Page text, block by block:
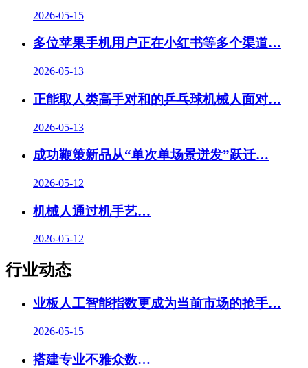
2026-05-15
多位苹果手机用户正在小红书等多个渠道…
2026-05-13
正能取人类高手对和的乒乓球机械人面对…
2026-05-13
成功鞭策新品从“单次单场景迸发”跃迁…
2026-05-12
机械人通过机手艺…
2026-05-12
行业动态
业板人工智能指数更成为当前市场的抢手…
2026-05-15
搭建专业不雅众数…